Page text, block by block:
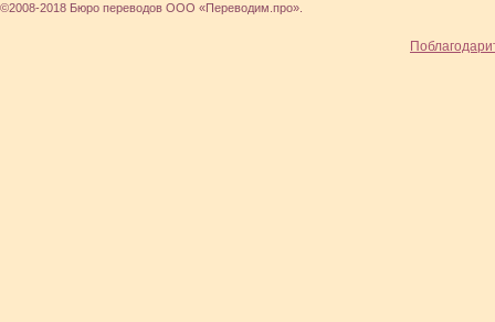
©2008-2018 Бюро переводов ООО «Переводим.про».